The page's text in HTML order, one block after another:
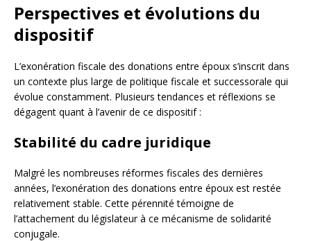
Perspectives et évolutions du
dispositif
L’exonération fiscale des donations entre époux s’inscrit dans
un contexte plus large de politique fiscale et successorale qui
évolue constamment. Plusieurs tendances et réflexions se
dégagent quant à l’avenir de ce dispositif :
Stabilité du cadre juridique
Malgré les nombreuses réformes fiscales des dernières
années, l’exonération des donations entre époux est restée
relativement stable. Cette pérennité témoigne de
l’attachement du législateur à ce mécanisme de solidarité
conjugale.